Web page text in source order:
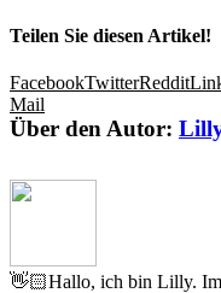
Teilen Sie diesen Artikel!
FacebookTwitterReddit
Mail
Über den Autor:
👋🏻Hallo, ich bin Lilly.